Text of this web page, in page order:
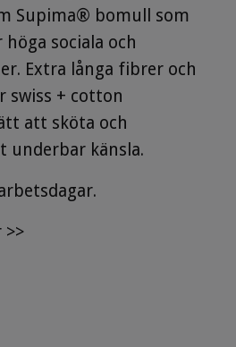
Supima® bomull som
sociala och
Extra långa fibrer och
swiss + cotton
att sköta och
underbar känsla.
>>